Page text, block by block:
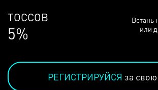
ЛЮДЕЙ
68%
Встань
или
РЕГИСТРИРУЙСЯ за свою